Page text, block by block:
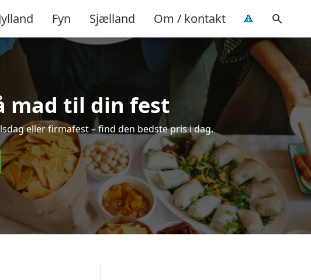
Fyn Sjælland Om / kontakt
mad til din fest
eller firmafest – find den bedste pris i dag.